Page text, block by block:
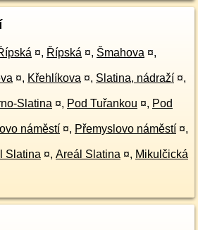
¤, Řípská ¤, Šmahova ¤,
¤, Křehlíkova ¤, Slatina, nádraží ¤,
Slatina ¤, Pod Tuřankou ¤, Pod
náměstí ¤, Přemyslovo náměstí ¤,
Slatina ¤, Areál Slatina ¤, Mikulčická